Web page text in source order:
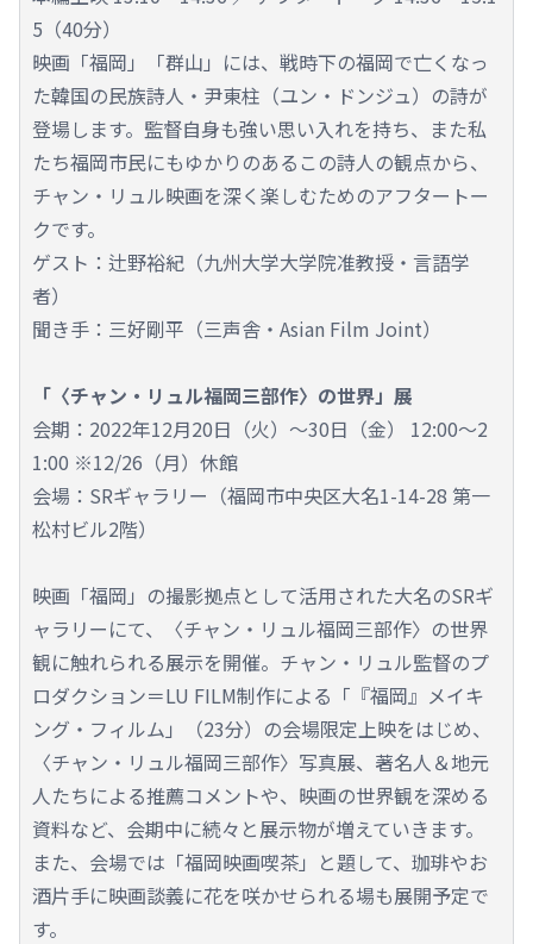
5（40分）
映画「福岡」「群山」には、戦時下の福岡で亡くなっ
た韓国の民族詩人・尹東柱（ユン・ドンジュ）の詩が
登場します。監督自身も強い思い入れを持ち、また私
たち福岡市民にもゆかりのあるこの詩人の観点から、
チャン・リュル映画を深く楽しむためのアフタートー
クです。
ゲスト：辻野裕紀（九州大学大学院准教授・言語学
者）
聞き手：三好剛平（三声舎・Asian Film Joint）
「〈チャン・リュル福岡三部作〉の世界」展
会期：2022年12月20日（火）～30日（金） 12:00～2
1:00 ※12/26（月）休館
会場：SRギャラリー（福岡市中央区大名1-14-28 第一
松村ビル2階）
映画「福岡」の撮影拠点として活用された大名のSRギ
ャラリーにて、〈チャン・リュル福岡三部作〉の世界
観に触れられる展示を開催。チャン・リュル監督のプ
ロダクション＝LU FILM制作による「『福岡』メイキ
ング・フィルム」（23分）の会場限定上映をはじめ、
〈チャン・リュル福岡三部作〉写真展、著名人＆地元
人たちによる推薦コメントや、映画の世界観を深める
資料など、会期中に続々と展示物が増えていきます。
また、会場では「福岡映画喫茶」と題して、珈琲やお
酒片手に映画談義に花を咲かせられる場も展開予定で
す。